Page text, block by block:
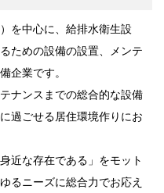
を中心に、給排水衛生設
ための設備の設置、メンテ
企業です。
ナンスまでの総合的な設備
過ごせる居住環境作りにお
近な存在である」をモット
るニーズに総合力でお応え